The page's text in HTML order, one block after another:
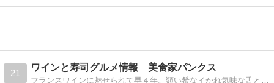
21
ワインと寿司グルメ情報 美食家パンクス
フランスワインに魅せられて早４年。類い希なイかれ気味な舌と、万年詰まり気味の鼻を駆使してワインを極めようとする無謀なアドベンチャー。趣味はＰＵＮＫとブルゴーニ…